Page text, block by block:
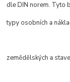
dle DIN norem. Tyto
typy osobních a
zemědělských a